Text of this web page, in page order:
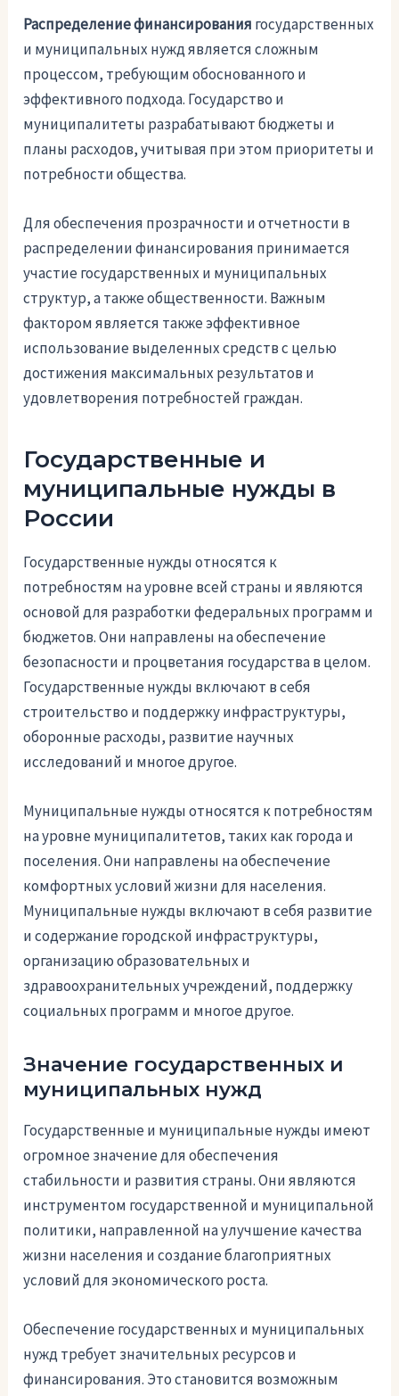
Распределение финансирования государственных
и муниципальных нужд является сложным
процессом, требующим обоснованного и
эффективного подхода. Государство и
муниципалитеты разрабатывают бюджеты и
планы расходов, учитывая при этом приоритеты и
потребности общества.
Для обеспечения прозрачности и отчетности в
распределении финансирования принимается
участие государственных и муниципальных
структур, а также общественности. Важным
фактором является также эффективное
использование выделенных средств с целью
достижения максимальных результатов и
удовлетворения потребностей граждан.
Государственные и
муниципальные нужды в
России
Государственные нужды относятся к
потребностям на уровне всей страны и являются
основой для разработки федеральных программ и
бюджетов. Они направлены на обеспечение
безопасности и процветания государства в целом.
Государственные нужды включают в себя
строительство и поддержку инфраструктуры,
оборонные расходы, развитие научных
исследований и многое другое.
Муниципальные нужды относятся к потребностям
на уровне муниципалитетов, таких как города и
поселения. Они направлены на обеспечение
комфортных условий жизни для населения.
Муниципальные нужды включают в себя развитие
и содержание городской инфраструктуры,
организацию образовательных и
здравоохранительных учреждений, поддержку
социальных программ и многое другое.
Значение государственных и
муниципальных нужд
Государственные и муниципальные нужды имеют
огромное значение для обеспечения
стабильности и развития страны. Они являются
инструментом государственной и муниципальной
политики, направленной на улучшение качества
жизни населения и создание благоприятных
условий для экономического роста.
Обеспечение государственных и муниципальных
нужд требует значительных ресурсов и
финансирования. Это становится возможным